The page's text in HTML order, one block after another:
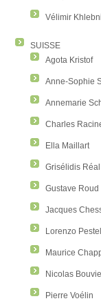
Vélimir
SUISSE
Agota Kristof
Anne-Sophie
Annemarie
Charles
Ella Maillart
Grisélidis Réal
Gustave Roud
Jacques
Lorenzo
Maurice
Nicolas
Pierre Voélin